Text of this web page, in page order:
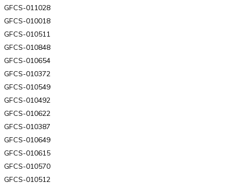
GFCS-011028
GFCS-010018
GFCS-010511
GFCS-010848
GFCS-010654
GFCS-010372
GFCS-010549
GFCS-010492
GFCS-010622
GFCS-010387
GFCS-010649
GFCS-010615
GFCS-010570
GFCS-010512